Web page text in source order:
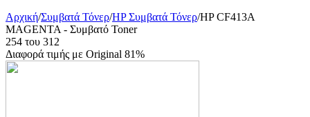
Αρχική/Συμβατά Τόνερ/HP Συμβατά Τόνερ/HP CF413A
MAGENTA - Συμβατό Toner
254 του 312
Διαφορά τιμής με Original 81%